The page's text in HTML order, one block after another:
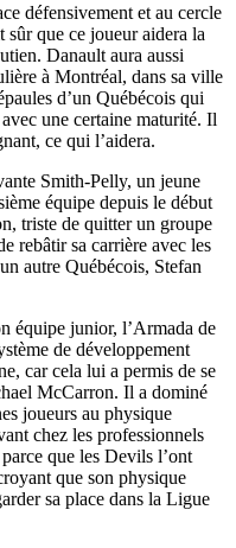
défensivement et au cercle
sûr que ce joueur aidera la
Danault aura aussi
à Montréal, dans sa ville
d’un Québécois qui
une certaine maturité. Il
ce qui l’aidera.
Smith-Pelly, un jeune
équipe depuis le début
triste de quitter un groupe
rebâtir sa carrière avec les
autre Québécois, Stefan
équipe junior, l’Armada de
de développement
car cela lui a permis de se
McCarron. Il a dominé
joueurs au physique
chez les professionnels
que les Devils l’ont
que son physique
sa place dans la Ligue